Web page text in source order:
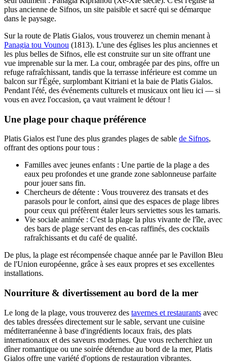
plus ancienne de Sifnos, un site paisible et sacré qui se démarque
dans le paysage.
Sur la route de Platis Gialos, vous trouverez un chemin menant à
Panagia tou Vounou (1813). L'une des églises les plus anciennes et
les plus belles de Sifnos, elle est construite sur un site offrant une
vue imprenable sur la mer. La cour, ombragée par des pins, offre un
refuge rafraîchissant, tandis que la terrasse inférieure est comme un
balcon sur l'Égée, surplombant Kitriani et la baie de Platis Gialos.
Pendant l'été, des événements culturels et musicaux ont lieu ici — si
vous en avez l'occasion, ça vaut vraiment le détour !
Une plage pour chaque préférence
Platis Gialos est l'une des plus grandes plages de sable de Sifnos,
offrant des options pour tous :
Familles avec jeunes enfants : Une partie de la plage a des
eaux peu profondes et une grande zone sablonneuse parfaite
pour jouer sans fin.
Chercheurs de détente : Vous trouverez des transats et des
parasols pour le confort, ainsi que des espaces de plage libres
pour ceux qui préfèrent étaler leurs serviettes sous les tamaris.
Vie sociale animée : C'est la plage la plus vivante de l'île, avec
des bars de plage servant des en-cas raffinés, des cocktails
rafraîchissants et du café de qualité.
De plus, la plage est récompensée chaque année par le Pavillon Bleu
de l'Union européenne, grâce à ses eaux propres et ses excellentes
installations.
Nourriture & divertissement au bord de la mer
Le long de la plage, vous trouverez des tavernes et restaurants avec
des tables dressées directement sur le sable, servant une cuisine
méditerranéenne à base d'ingrédients locaux frais, des plats
internationaux et des saveurs modernes. Que vous recherchiez un
dîner romantique ou une soirée détendue au bord de la mer, Platis
Gialos offre une variété d'options de restauration vibrantes.